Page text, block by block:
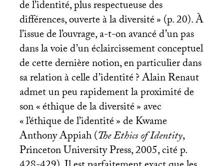
de l’identité, plus respectueuse des
différences, ouverte à la diversité» (p. 20). À
l’issue de l’ouvrage, a-t-on avancé d’un pas
dans la voie d’un éclaircissement conceptuel
de cette dernière notion, en particulier dans
sa relation à celle d’identité? Alain Renaut
admet un peu rapidement la proximité de
son «éthique de la diversité» avec
«l’éthique de l’identité» de Kwame
Anthony Appiah (The Ethics of Identity,
Princeton University Press, 2005, cité p.